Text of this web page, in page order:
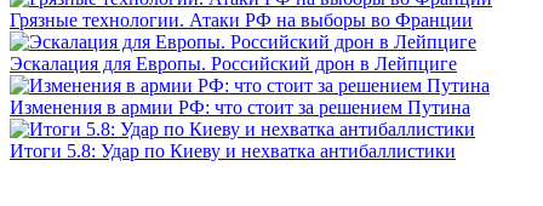
Грязные технологии. Атаки РФ на выборы во Франции
Эскалация для Европы. Российский дрон в Лейпциге
Изменения в армии РФ: что стоит за решением Путина
Итоги 5.8: Удар по Киеву и нехватка антибаллистики